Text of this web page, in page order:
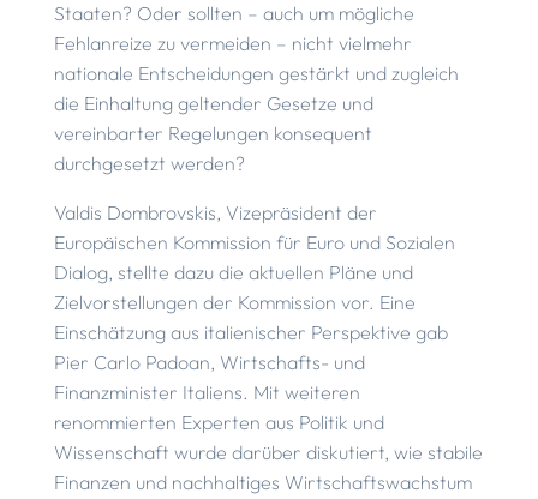
Staaten? Oder sollten – auch um mögliche
Fehlanreize zu vermeiden – nicht vielmehr
nationale Entscheidungen gestärkt und zugleich
die Einhaltung geltender Gesetze und
vereinbarter Regelungen konsequent
durchgesetzt werden?
Valdis Dombrovskis, Vizepräsident der
Europäischen Kommission für Euro und Sozialen
Dialog, stellte dazu die aktuellen Pläne und
Zielvorstellungen der Kommission vor. Eine
Einschätzung aus italienischer Perspektive gab
Pier Carlo Padoan, Wirtschafts- und
Finanzminister Italiens. Mit weiteren
renommierten Experten aus Politik und
Wissenschaft wurde darüber diskutiert, wie stabile
Finanzen und nachhaltiges Wirtschaftswachstum